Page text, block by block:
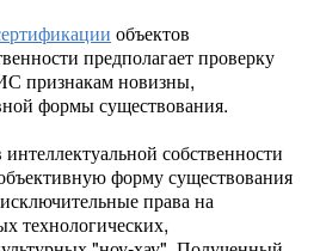
объектов
предполагает проверку
признакам новизны,
формы существования.
интеллектуальной собственности
форму существования
права на
технологических,